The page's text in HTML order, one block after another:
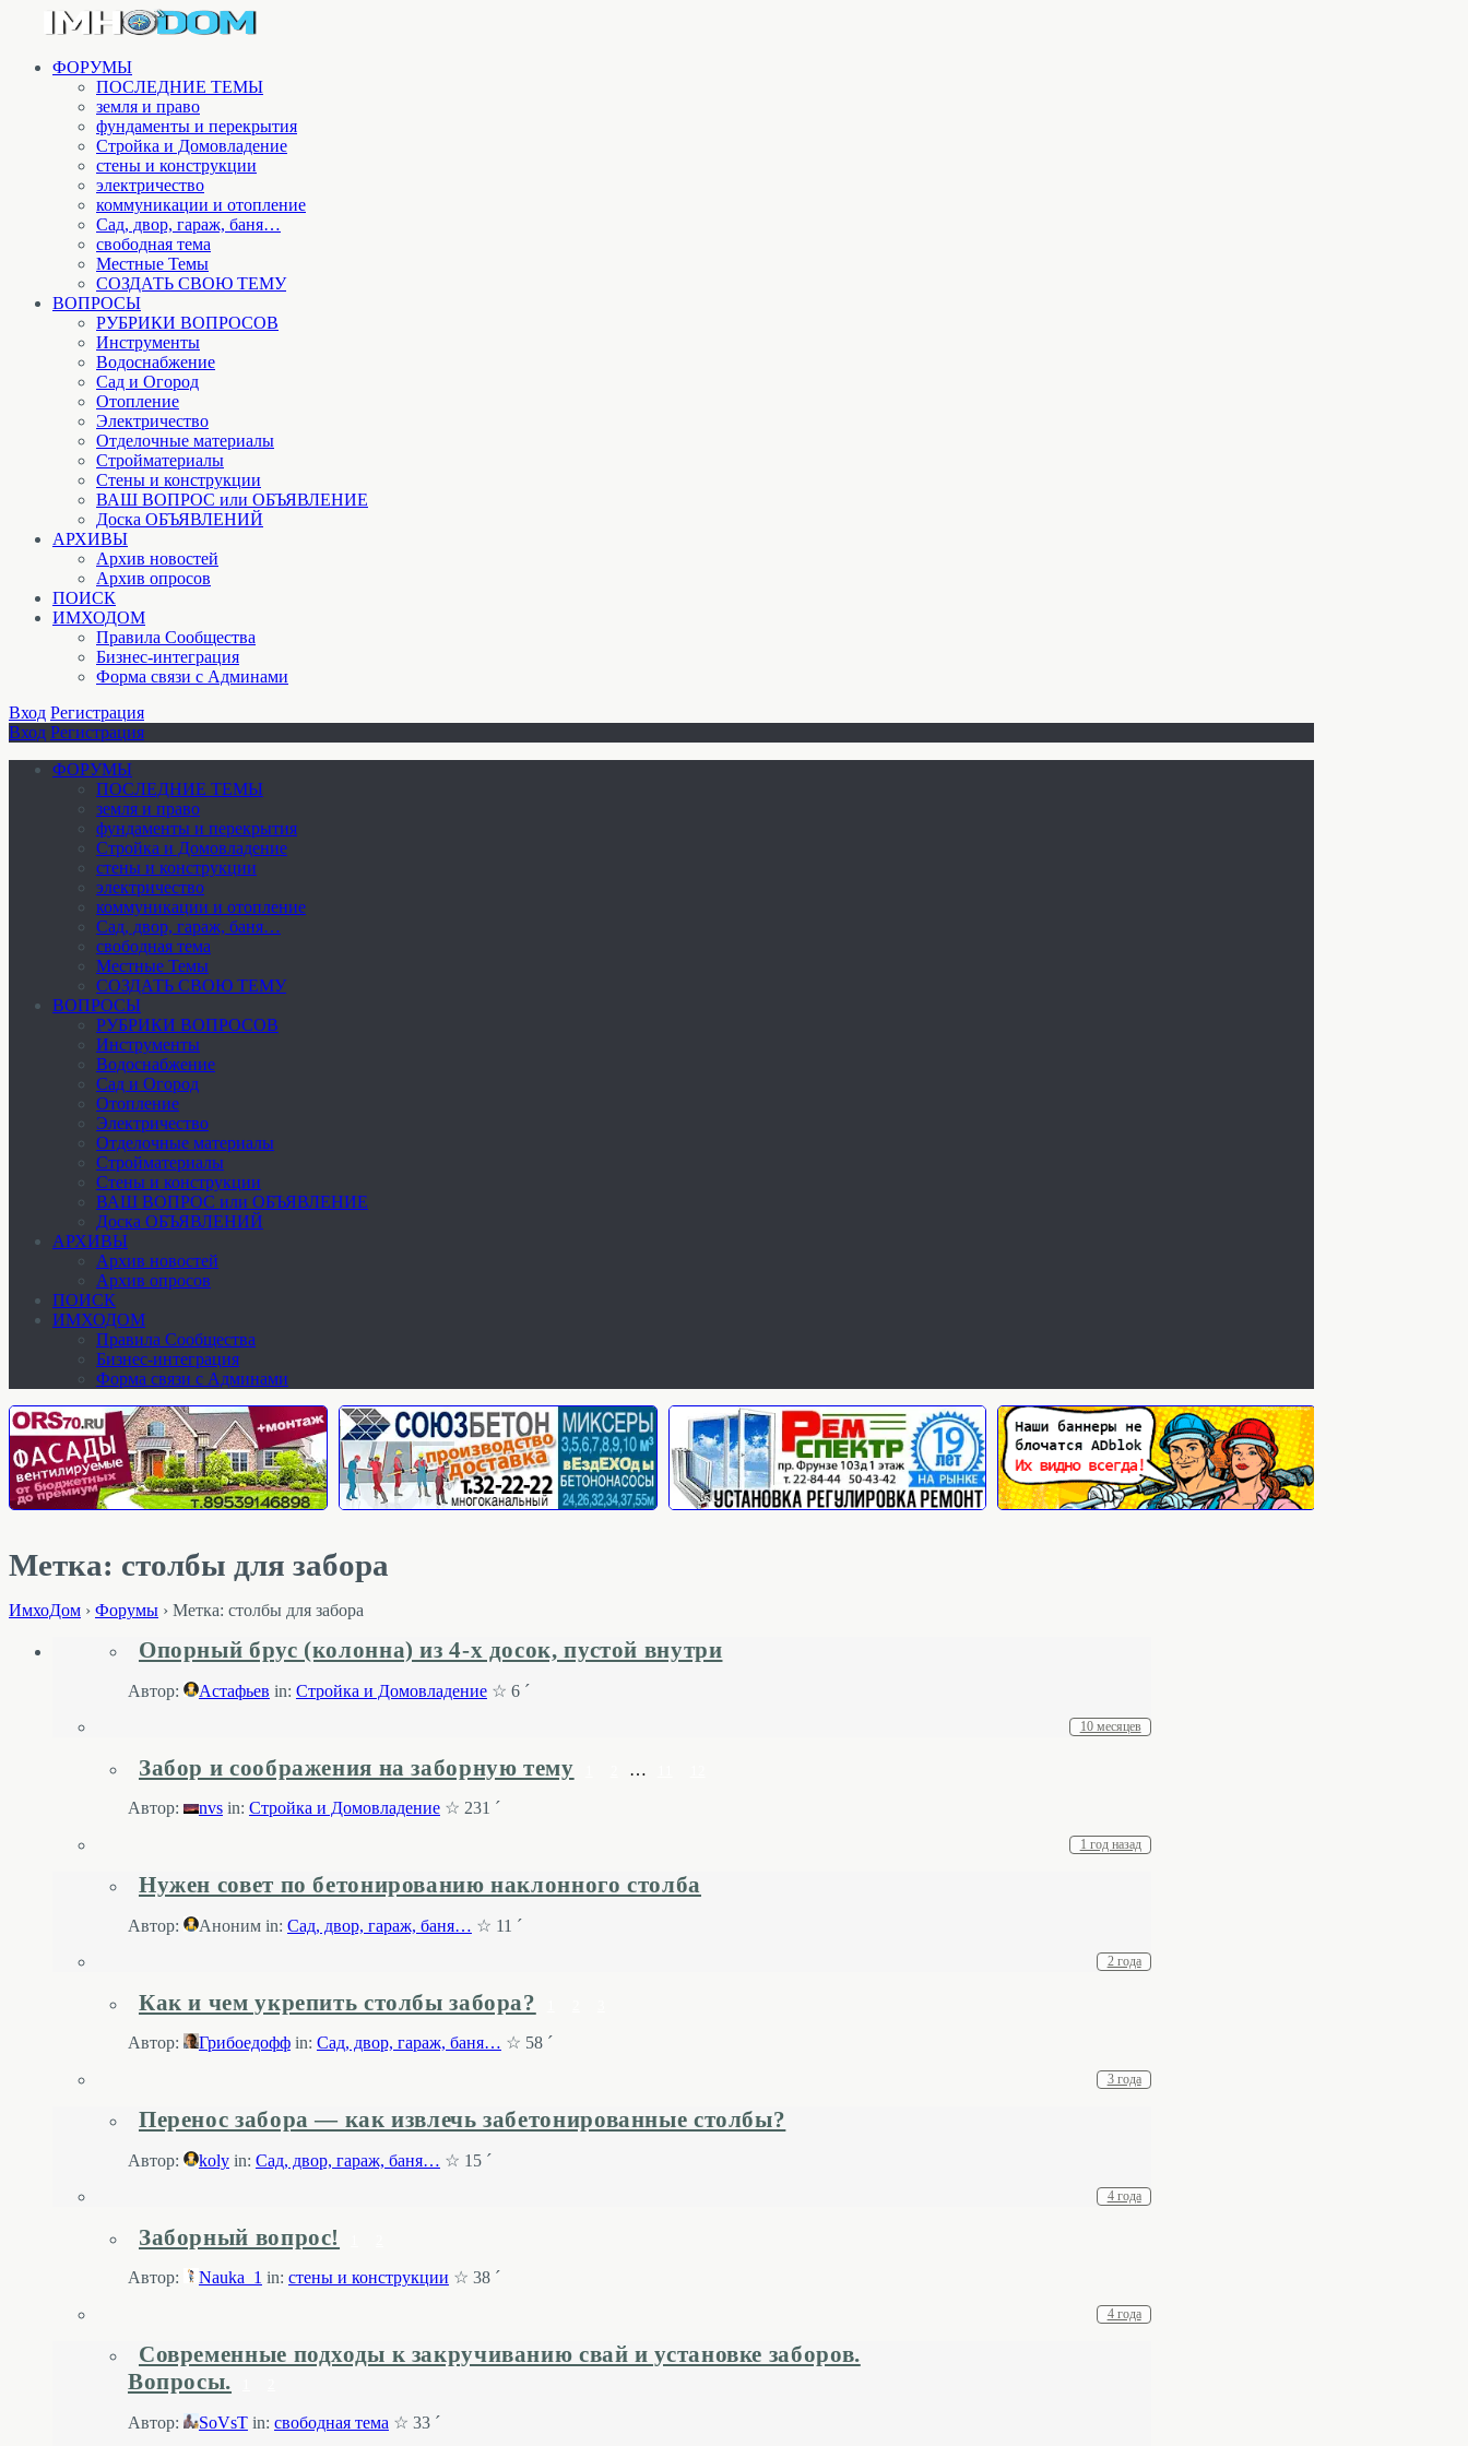
ФОРУМЫ
ПОСЛЕДНИЕ ТЕМЫ
земля и право
фундаменты и перекрытия
Стройка и Домовладение
стены и конструкции
электричество
коммуникации и отопление
Cад, двор, гараж, баня…
свободная тема
Местные Темы
СОЗДАТЬ СВОЮ ТЕМУ
ВОПРОСЫ
РУБРИКИ ВОПРОСОВ
Инструменты
Водоснабжение
Сад и Огород
Отопление
Электричество
Отделочные материалы
Стройматериалы
Стены и конструкции
ВАШ ВОПРОС или ОБЪЯВЛЕНИЕ
Доска ОБЪЯВЛЕНИЙ
АРХИВЫ
Архив новостей
Архив опросов
ПОИСК
ИМХОДОМ
Правила Сообщества
Бизнес-интеграция
Форма связи с Админами
Вход Регистрация
Вход Регистрация
ФОРУМЫ
ПОСЛЕДНИЕ ТЕМЫ
земля и право
фундаменты и перекрытия
Стройка и Домовладение
стены и конструкции
электричество
коммуникации и отопление
Cад, двор, гараж, баня…
свободная тема
Местные Темы
СОЗДАТЬ СВОЮ ТЕМУ
ВОПРОСЫ
РУБРИКИ ВОПРОСОВ
Инструменты
Водоснабжение
Сад и Огород
Отопление
Электричество
Отделочные материалы
Стройматериалы
Стены и конструкции
ВАШ ВОПРОС или ОБЪЯВЛЕНИЕ
Доска ОБЪЯВЛЕНИЙ
АРХИВЫ
Архив новостей
Архив опросов
ПОИСК
ИМХОДОМ
Правила Сообщества
Бизнес-интеграция
Форма связи с Админами
Метка: столбы для забора
ИмхоДом › Форумы › Метка: столбы для забора
Опорный брус (колонна) из 4-х досок, пустой внутри
Автор: Астафьев in: Стройка и Домовладение☆ 6 ´
10 месяцев
Забор и соображения на заборную тему …
Автор: nvs in: Стройка и Домовладение☆ 231 ´
1 год назад
Нужен совет по бетонированию наклонного столба
Автор: Аноним in: Cад, двор, гараж, баня… ☆ 11 ´
2 года
Как и чем укрепить столбы забора?
Автор: Грибоедофф in: Cад, двор, гараж, баня… ☆ 58 ´
3 года
Перенос забора — как извлечь забетонированные столбы?
Автор: koly in: Cад, двор, гараж, баня… ☆ 15 ´
4 года
Заборный вопрос!
Автор: Nauka_1 in: стены и конструкции ☆ 38 ´
4 года
Современные подходы к закручиванию свай и установке заборов.
Вопросы.
Автор: SoVsT in: свободная тема ☆ 33 ´